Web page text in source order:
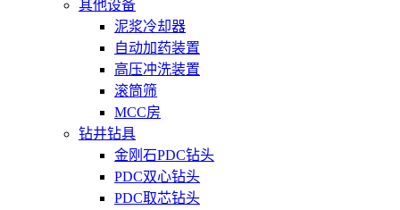
其他设备
泥浆冷却器
自动加药装置
高压冲洗装置
滚筒筛
MCC房
钻井钻具
金刚石PDC钻头
PDC双心钻头
PDC取芯钻头